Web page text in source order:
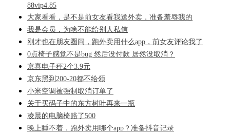
88vip4.85
大家看看，是不是前女友看我送外卖，准备羞辱我的
我是会员，为啥不能给别人私信
刚才也在朋友圈问，跑外卖用什么app，前女友评论我了
0点椅子感觉不是bug 然后没付款 居然没取消？
京喜电子秤2个3.9元
京东黑到200-20都不给领
小米空调被强制取消订单了
关于买码子中的东方树叶再来一瓶
凌晨的电脑椅赔了500
晚上睡不着，跑外卖用哪个app？准备抖音记录